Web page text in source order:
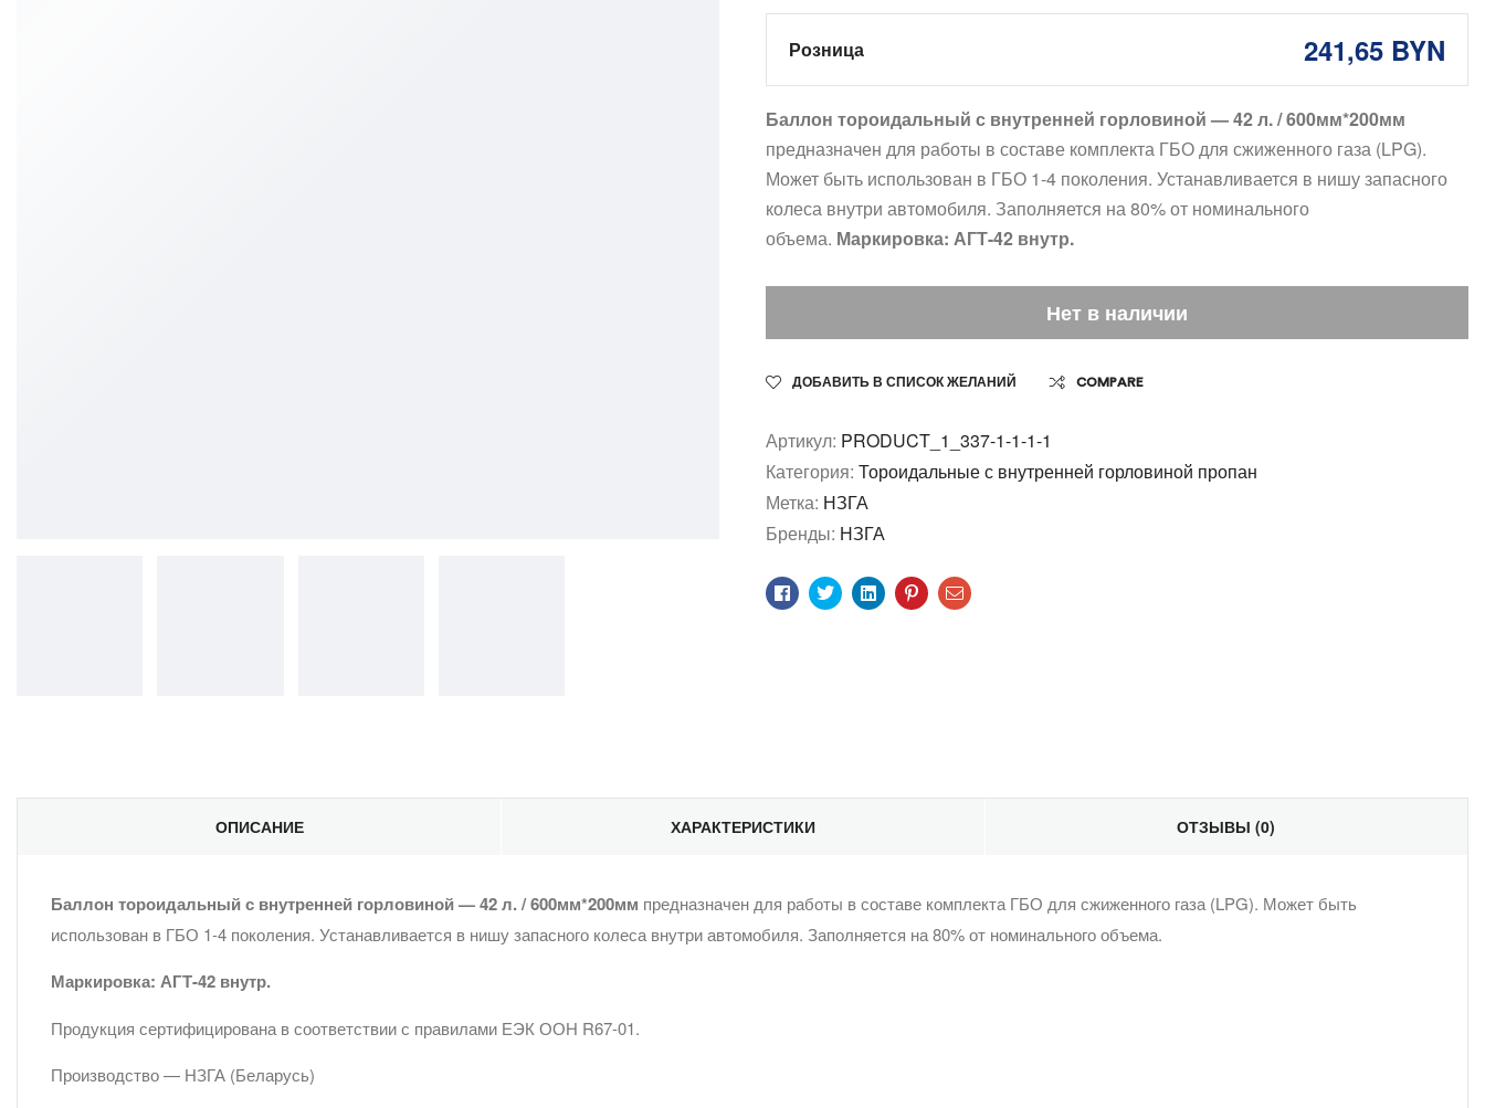
Розница 241,65 BYN
Баллон тороидальный с внутренней горловиной — 42 л. / 600мм*200мм
предназначен для работы в составе комплекта ГБО для сжиженного газа (LPG).
Может быть использован в ГБО 1-4 поколения. Устанавливается в нишу запасного
колеса внутри автомобиля. Заполняется на 80% от номинального
объема. Маркировка: АГТ-42 внутр.
Нет в наличии
ДОБАВИТЬ В СПИСОК ЖЕЛАНИЙ COMPARE
Артикул: PRODUCT_1_337-1-1-1-1
Категория:Тороидальные с внутренней горловиной пропан
Метка: НЗГА
Бренды: НЗГА
Facebook
TwitterLinkedInPinterestЭлектронная
ОПИСАНИЕ ХАРАКТЕРИСТИКИ ОТЗЫВЫ (0)
Баллон тороидальный с внутренней горловиной — 42 л. / 600мм*200мм предназначен для работы в составе комплекта ГБО для сжиженного газа (LPG). Может быть
использован в ГБО 1-4 поколения. Устанавливается в нишу запасного колеса внутри автомобиля. Заполняется на 80% от номинального объема.
Маркировка: АГТ-42 внутр.
Продукция сертифицирована в соответствии с правилами ЕЭК ООН R67-01.
Производство — НЗГА (Беларусь)